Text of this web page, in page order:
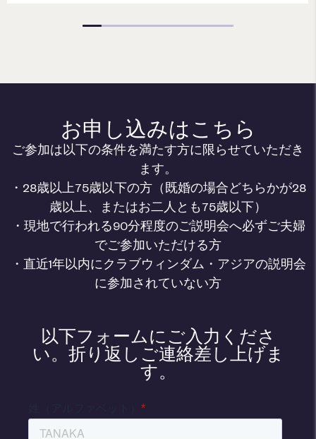
お申し込みはこちら
ご参加は以下の条件を満たす方に限らせていただき
ます。
・28歳以上75歳以下の方（既婚の場合どちらかが28
歳以上、またはお二人とも75歳以下）
・現地で行われる90分程度のご説明会へ必ずご夫婦
でご参加いただける方
・直近1年以内にクラブウィンダム・アジアの説明会
に参加されていない方
以下フォームにご入力くださ
い。折り返しご連絡差し上げま
す。